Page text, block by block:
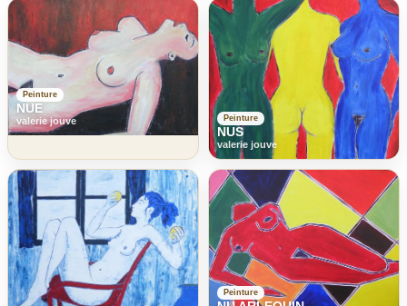
Peinture
NUE
valerie jouve Peinture
NUS
valerie jouve
Peinture